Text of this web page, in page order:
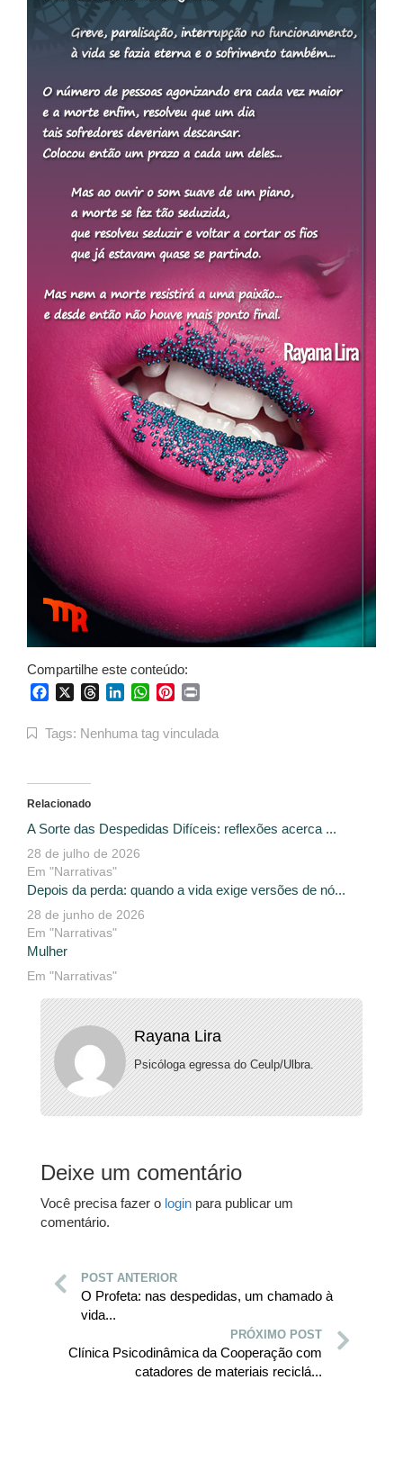
Compartilhe este conteúdo:
FacebookThreadsLinkedInWhatsApp
Pinterest
Tags: Nenhuma tag vinculada
Relacionado
A Sorte das Despedidas Difíceis: reflexões acerca ...
28 de julho de 2026
Em "Narrativas"
Depois da perda: quando a vida exige versões de nó...
28 de junho de 2026
Em "Narrativas"
Mulher
Em "Narrativas"
Rayana Lira
Psicóloga egressa do Ceulp/Ulbra.
Deixe um comentário
Você precisa fazer o login para publicar um
comentário.
POST ANTERIOR
O Profeta: nas despedidas, um chamado à
vida...
PRÓXIMO POST
Clínica Psicodinâmica da Cooperação com
catadores de materiais reciclá...